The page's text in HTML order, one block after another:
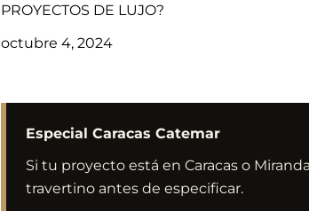
PROYECTOS DE LUJO?
octubre 4, 2024
Especial Caracas Catemar
Si tu proyecto está en Caracas o
travertino antes de especificar.